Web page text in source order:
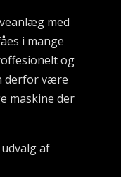
med
i mange
og
derfor være
maskine der
af